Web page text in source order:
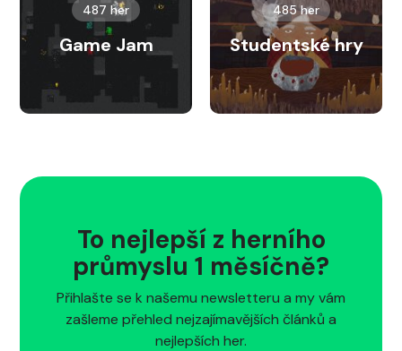
487 her
Game Jam
485 her
Studentské hry
To nejlepší z herního
průmyslu 1 měsíčně?
Přihlašte se k našemu newsletteru a my vám
zašleme přehled nejzajímavějších článků a
nejlepších her.